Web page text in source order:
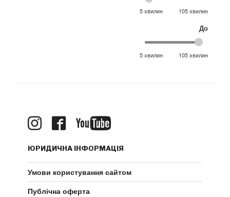
5 хвилин 105 хвилин
До
5 хвилин 105 хвилин
ЮРИДИЧНА ІНФОРМАЦІЯ
Умови користування сайтом
Публічна оферта